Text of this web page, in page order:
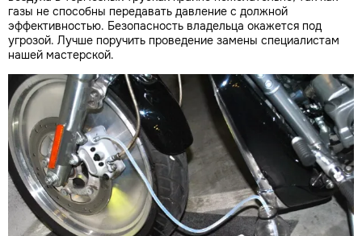
газы не способны передавать давление с должной
эффективностью. Безопасность владельца окажется под
угрозой. Лучше поручить проведение замены специалистам
нашей мастерской.